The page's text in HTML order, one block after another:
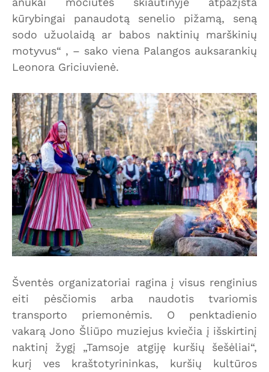
kūrybingai panaudotą senelio pižamą, seną
sodo užuolaidą ar babos naktinių marškinių
motyvus“ , – sako viena Palangos auksarankių
Leonora Griciuvienė.
Šventės organizatoriai ragina į visus renginius
eiti pėsčiomis arba naudotis tvariomis
transporto priemonėmis. O penktadienio
vakarą Jono Šliūpo muziejus kviečia į išskirtinį
naktinį žygį „Tamsoje atgiję kuršių šešėliai“,
kurį ves kraštotyrininkas, kuršių kultūros